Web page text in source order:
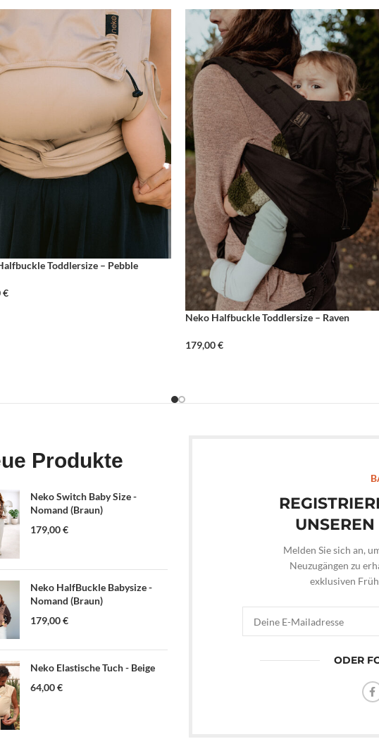
Toddlersize – Pebble
€
Neko Halfbuckle Toddlersize – Raven
179,00€
Produkte
Neko Switch Baby Size -
Nomand (Braun)
179,00€
Neko HalfBuckle Babysize -
Nomand (Braun)
179,00€
Neko Elastische Tuch - Beige
64,00€
Melden Sie sich an,
Neuzugängen zu
exklusiven
ODER